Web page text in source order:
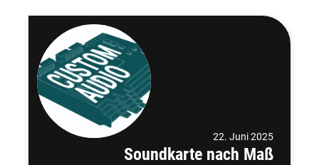
22. Juni 2025
Soundkarte nach Maß